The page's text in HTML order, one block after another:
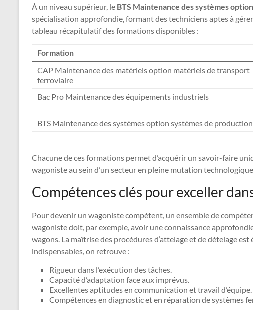
À un niveau supérieur, le BTS Maintenance des systèmes
spécialisation approfondie, formant des techniciens aptes à
tableau récapitulatif des formations disponibles :
Formation
CAP Maintenance des matériels option matériels de transport
ferroviaire
Bac Pro Maintenance des équipements industriels
BTS Maintenance des systèmes option systèmes de production
Chacune de ces formations permet d’acquérir un savoir-faire
wagoniste au sein d’un secteur en pleine mutation
Compétences clés pour exceller
Pour devenir un wagoniste compétent, un ensemble de
wagoniste doit, par exemple, avoir une connaissance
wagons. La maîtrise des procédures d’attelage et de dételage
indispensables, on retrouve :
Rigueur dans l’exécution des tâches.
Capacité d’adaptation face aux imprévus.
Excellentes aptitudes en communication et travail d’équipe.
Compétences en diagnostic et en réparation de systèmes